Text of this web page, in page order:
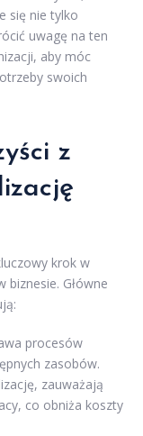
się nie tylko
uwagę na ten
aby móc
swoich
z
krok w
Główne
procesów
zasobów.
zauważają
co obniża koszty